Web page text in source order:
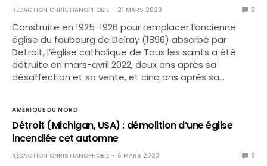
RÉDACTION CHRISTIANOPHOBIE 21 MARS 2023 0
Construite en 1925-1926 pour remplacer l’ancienne
église du faubourg de Delray (1896) absorbé par
Detroit, l’église catholique de Tous les saints a été
détruite en mars-avril 2022, deux ans après sa
désaffection et sa vente, et cinq ans après sa…
AMÉRIQUE DU NORD
Détroit (Michigan, USA) : démolition d’une église
incendiée cet automne
RÉDACTION CHRISTIANOPHOBIE 6 MARS 2023 0